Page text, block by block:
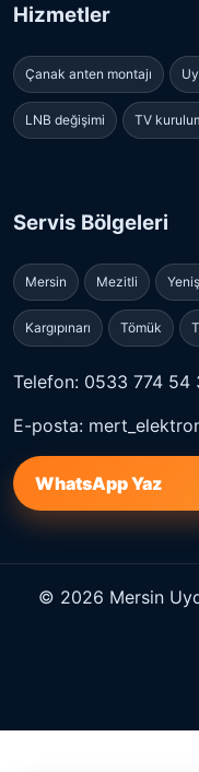
Hizmetler
Çanak anten montajı
LNB değişimi TV
Servis Bölgeleri
Mersin Mezitli
Kargıpınarı Tömük
Telefon: 0533 774 54
E-posta:
WhatsApp Yaz
© 2026 Mersin